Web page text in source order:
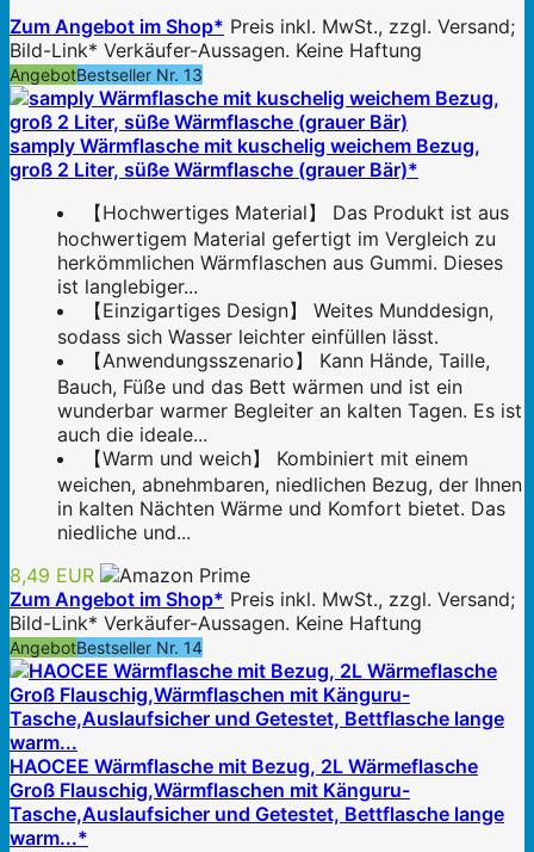
Zum Angebot im Shop* Preis inkl. MwSt., zzgl. Versand;
Bild-Link* Verkäufer-Aussagen. Keine Haftung
AngebotBestseller Nr. 13
samply Wärmflasche mit kuschelig weichem Bezug,
groß 2 Liter, süße Wärmflasche (grauer Bär)*
【Hochwertiges Material】 Das Produkt ist aus
hochwertigem Material gefertigt im Vergleich zu
herkömmlichen Wärmflaschen aus Gummi. Dieses
ist langlebiger...
【Einzigartiges Design】 Weites Munddesign,
sodass sich Wasser leichter einfüllen lässt.
【Anwendungsszenario】 Kann Hände, Taille,
Bauch, Füße und das Bett wärmen und ist ein
wunderbar warmer Begleiter an kalten Tagen. Es ist
auch die ideale...
【Warm und weich】 Kombiniert mit einem
weichen, abnehmbaren, niedlichen Bezug, der Ihnen
in kalten Nächten Wärme und Komfort bietet. Das
niedliche und...
8,49 EUR
Zum Angebot im Shop* Preis inkl. MwSt., zzgl. Versand;
Bild-Link* Verkäufer-Aussagen. Keine Haftung
AngebotBestseller Nr. 14
HAOCEE Wärmflasche mit Bezug, 2L Wärmeflasche
Groß Flauschig,Wärmflaschen mit Känguru-
Tasche,Auslaufsicher und Getestet, Bettflasche lange
warm...*